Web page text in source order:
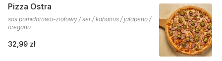
Pizza Ostra
sos pomidorowo-ziołowy / ser / kabanos / jalapeno /
oregano
32,99 zł